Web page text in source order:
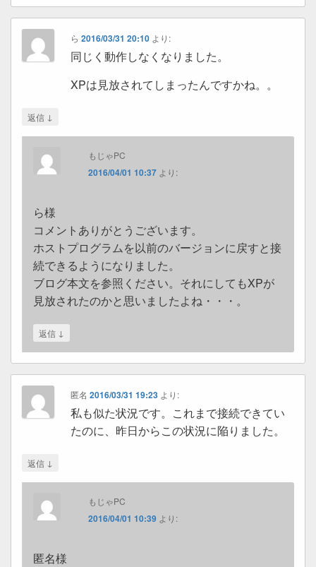
ら 2016/03/31 20:10 より:
同じく動作しなくなりました。
XPは見放されてしまったんですかね。。
返信 ↓
もじゃPC
2016/04/01 10:37 より:
ら様
コメントありがとうございます。
ホストプログラムを以前のバージョンに戻すと接
続できるようになりました。
ブログ本文を参照ください。それにしてもXPが
見放されたのかと思いましたよね・・・。
返信 ↓
匿名 2016/03/31 19:23 より:
私も似た状況です。これまで接続できてい
たのに、昨日からこの状況に陥りました。
返信 ↓
もじゃPC
2016/04/01 10:39 より:
匿名様